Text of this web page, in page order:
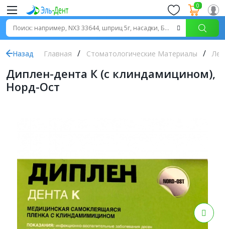
0
Назад Главная Стоматологические Материалы
Диплен-дента К (с клиндамицином),
Норд-Ост